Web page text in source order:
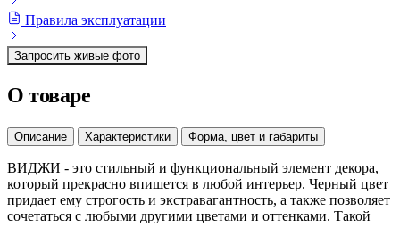
Правила эксплуатации
Запросить живые фото
О товаре
Описание Характеристики Форма, цвет и габариты
ВИДЖИ - это стильный и функциональный элемент декора,
который прекрасно впишется в любой интерьер. Черный цвет
придает ему строгость и экстравагантность, а также позволяет
сочетаться с любыми другими цветами и оттенками. Такой